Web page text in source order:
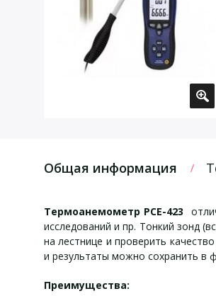
Общая информация
Термоанемометр РСЕ-423
исследований и пр. Тонкий зонд
на лестнице и проверить
и результаты можно сохранить в
Преимущества: